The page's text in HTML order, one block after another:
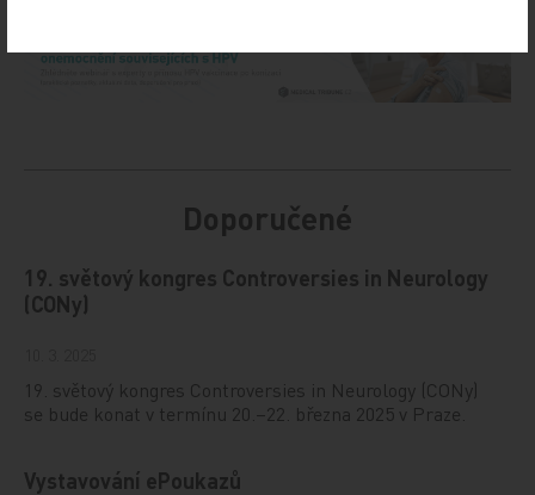
Doporučené
19. světový kongres Controversies in Neurology
(CONy)
19. světový kongres Controversies in Neurology (CONy)
se bude konat v termínu 20.–22. března 2025 v Praze.
Vystavování ePoukazů